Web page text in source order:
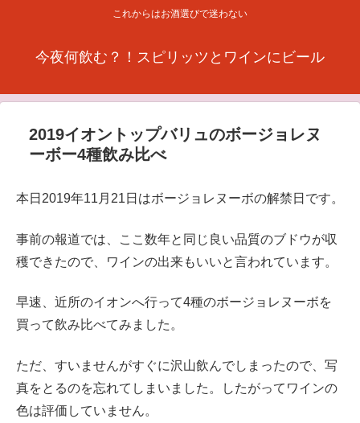
これからはお酒選びで迷わない
今夜何飲む？！スピリッツとワインにビール
2019イオントップバリュのボージョレヌ
ーボー4種飲み比べ
本日2019年11月21日はボージョレヌーボの解禁日です。
事前の報道では、ここ数年と同じ良い品質のブドウが収
穫できたので、ワインの出来もいいと言われています。
早速、近所のイオンへ行って4種のボージョレヌーボを
買って飲み比べてみました。
ただ、すいませんがすぐに沢山飲んでしまったので、写
真をとるのを忘れてしまいました。したがってワインの
色は評価していません。